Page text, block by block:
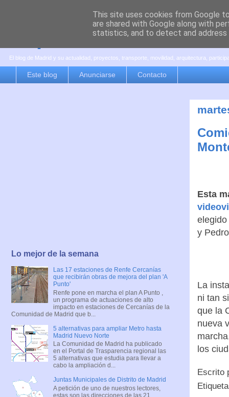
es por madrid
El blog de Madrid y su actualidad, proyectos, transporte, movilidad, arquitectura,
Este blog Anunciarse Contacto
Esta
y
La
ni tan
que la
nueva
los
Escrito
Lo mejor de la semana
Las 17 estaciones de Renfe Cercanías
que recibirán obras de mejora del plan 'A
Punto'
Renfe pone en marcha el plan A Punto ,
un programa de actuaciones de alto
impacto en estaciones de Cercanías de la
Comunidad de Madrid que b...
5 alternativas para ampliar Metro hasta
Madrid Nuevo Norte
La Comunidad de Madrid ha publicado
en el Portal de Trasparencia regional las
5 alternativas que estudia para llevar a
cabo la ampliación d...
Juntas Municipales de Distrito de Madrid
A petición de uno de nuestros lectores,
estas son las direcciones de las 21
This site uses cookies from Google
are shared with Google along with
statistics, and to detect and address